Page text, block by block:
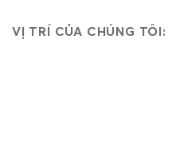
VỊ TRÍ CỦA CHÚNG TÔI: